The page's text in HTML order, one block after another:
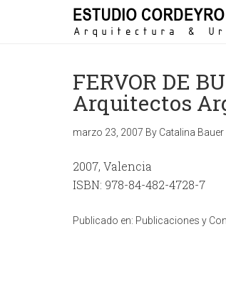
FERVOR DE
Arquitectos
marzo 23, 2007 By Catalina Bauer
2007, Valencia
ISBN: 978-84-482-4728-7
Publicado en: Publicaciones y